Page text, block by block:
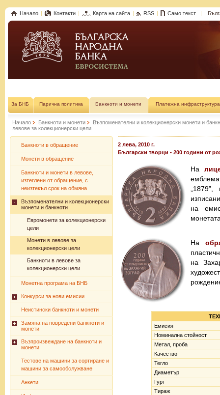
Начало Контакти Карта на сайта RSS Само текст
За БНБ Парична политика Банкноти и монети Платежна инфраструктура
Начало Банкноти и монети
Възпоменателни и колекционерски монети и
левове за колекционерски цели
Банкноти в обращение
Монети в обращение
Банкноти и монети в левове,
изтеглени от обращение, с
неизтекъл срок на обмяна
Възпоменателни и колекционерски
монети и банкноти
Евромонети за колекционерски
цели
Монети в левове за
колекционерски цели
Банкноти в левове за
колекционерски цели
Монетна програма на БНБ
Конкурси за нови емисии
Неистински банкноти и монети
Замяна на повредени банкноти и
монети
Възпроизвеждане на банкноти и
монети
Тестове на машини за сортиране и
машини за самообслужване
Анкети
2 лева, 2010 г.
Български творци • 200 години от
На
на
На
на
Емисия
Номинална стойност
Метал, проба
Качество
Тегло
Диаметър
Гурт
Тираж